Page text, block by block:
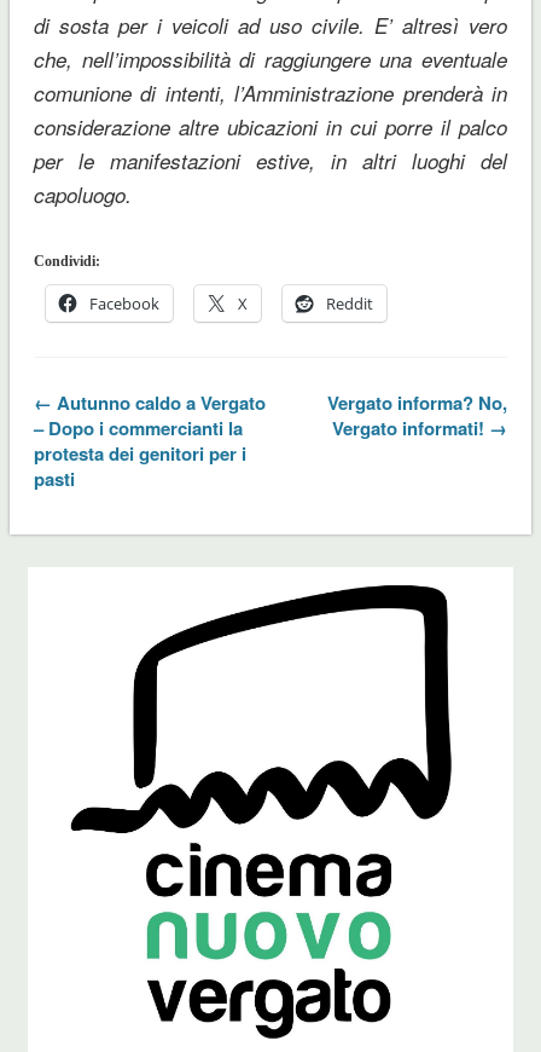
di sosta per i veicoli ad uso civile. E’ altresì vero
che, nell’impossibilità di raggiungere una eventuale
comunione di intenti, l’Amministrazione prenderà in
considerazione altre ubicazioni in cui porre il palco
per le manifestazioni estive, in altri luoghi del
capoluogo.
Condividi:
Facebook X Reddit
← Autunno caldo a Vergato
– Dopo i commercianti la
protesta dei genitori per i
pasti
Vergato informa? No,
Vergato informati! →